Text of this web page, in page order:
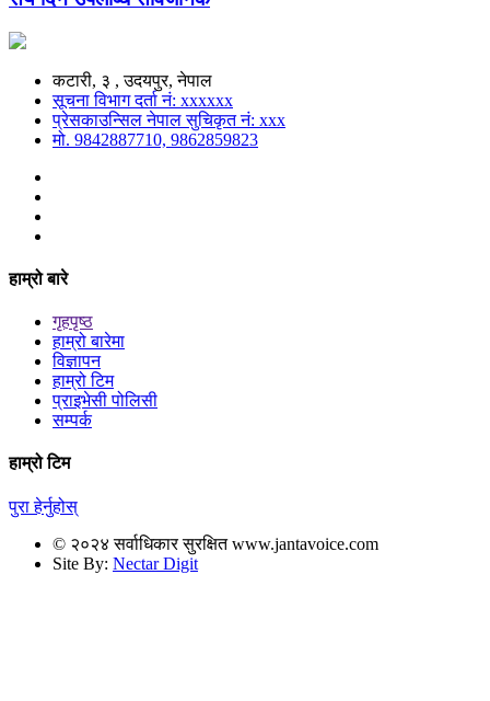
कटारी, ३ , उदयपुर, नेपाल
सूचना विभाग दर्ता नं: xxxxxx
प्रेसकाउन्सिल नेपाल सुचिकृत नं: xxx
मो. 9842887710, 9862859823
हाम्रो बारे
गृहपृष्ठ
हाम्रो बारेमा
विज्ञापन
हाम्रो टिम
प्राइभेसी पोलिसी
सम्पर्क
हाम्रो टिम
पुरा हेर्नुहोस्
© २०२४ सर्वाधिकार सुरक्षित www.jantavoice.com
Site By: Nectar Digit